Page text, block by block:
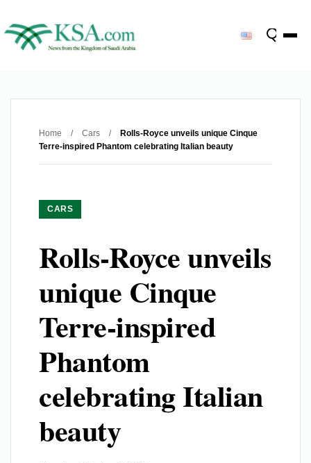
Home / Cars /
Rolls-Royce unveils unique Cinque
Terre-inspired Phantom celebrating Italian beauty
CARS
Rolls-Royce unveils
unique Cinque
Terre-inspired
Phantom
celebrating Italian
beauty